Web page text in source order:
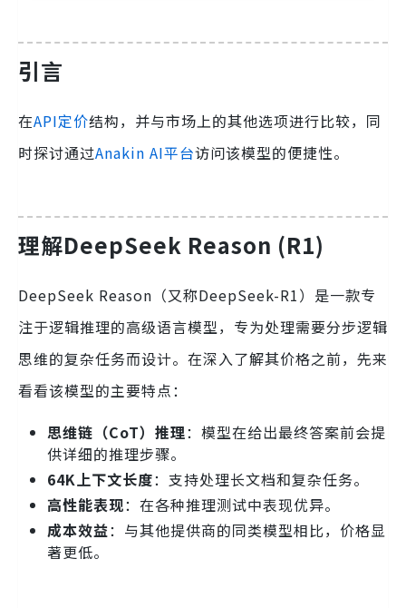
引言
在API定价结构，并与市场上的其他选项进行比较，同
时探讨通过Anakin AI平台访问该模型的便捷性。
理解DeepSeek Reason (R1)
DeepSeek Reason（又称DeepSeek-R1）是一款专
注于逻辑推理的高级语言模型，专为处理需要分步逻辑
思维的复杂任务而设计。在深入了解其价格之前，先来
看看该模型的主要特点：
思维链（CoT）推理：模型在给出最终答案前会提
供详细的推理步骤。
64K上下文长度：支持处理长文档和复杂任务。
高性能表现：在各种推理测试中表现优异。
成本效益：与其他提供商的同类模型相比，价格显
著更低。